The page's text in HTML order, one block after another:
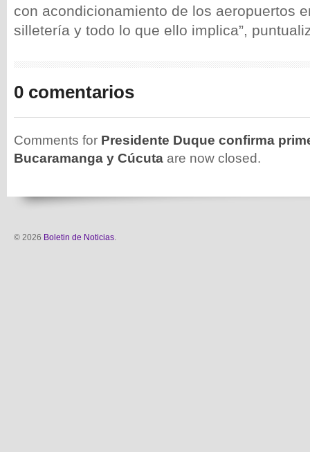
con acondicionamiento de los aeropuertos
silletería y todo lo que ello implica”,
0 comentarios
Comments for Presidente Duque confirma
Bucaramanga y Cúcuta are now closed.
© 2026 Boletin de Noticias.